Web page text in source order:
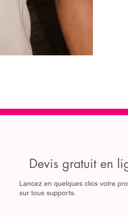
Devis gratuit en
Lancez en quelques clics votre
sur tous supports.